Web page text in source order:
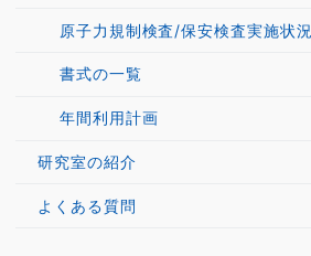
原子力規制検査/保安検査実施状況
書式の一覧
年間利用計画
研究室の紹介
よくある質問